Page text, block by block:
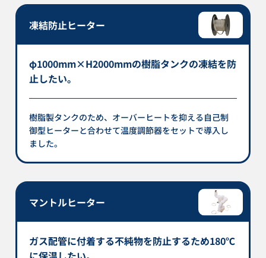
凍結防止ヒーター
φ1000mm×H2000mmの樹脂タンクの凍結を防
止したい。
樹脂製タンクのため、オーバーヒートを抑える自己制
御型ヒーターと合わせて温度調節器をセットで導入し
ました。
マントルヒーター
ガス配管に付着する不純物を防止するため180℃